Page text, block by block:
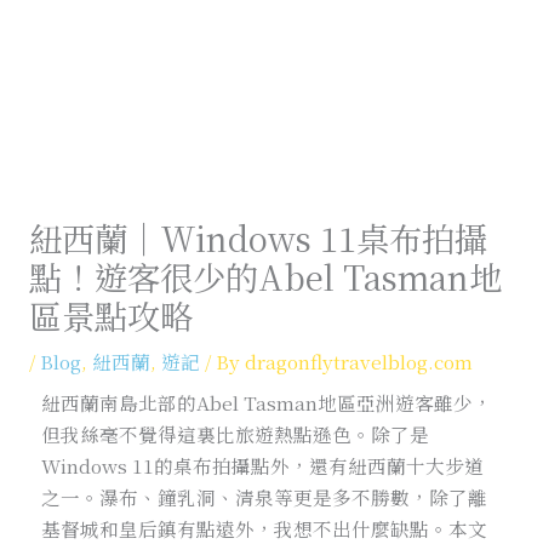
紐西蘭｜Windows 11桌布拍攝
點！遊客很少的Abel Tasman地
區景點攻略
/Blog, 紐西蘭, 遊記 / Bydragonflytravelblog.com
紐西蘭南島北部的Abel Tasman地區亞洲遊客雖少，
但我絲毫不覺得這裏比旅遊熱點遜色。除了是
Windows 11的桌布拍攝點外，還有紐西蘭十大步道
之一。瀑布、鐘乳洞、清泉等更是多不勝數，除了離
基督城和皇后鎮有點遠外，我想不出什麼缺點。本文